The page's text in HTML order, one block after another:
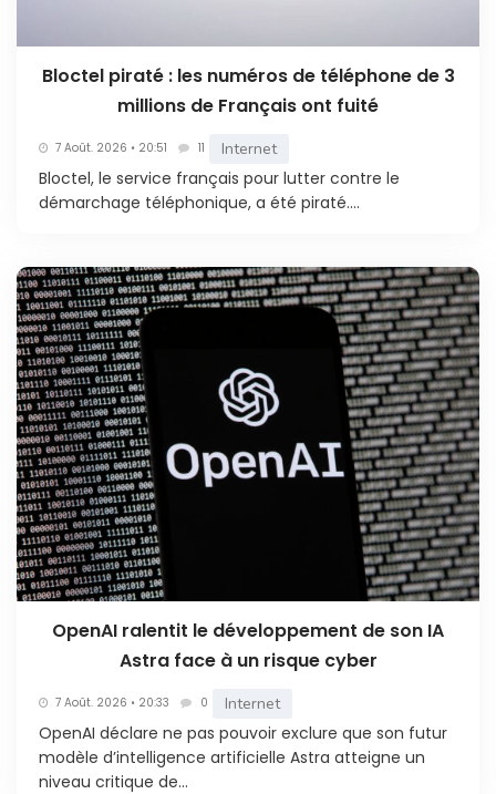
Bloctel piraté : les numéros de téléphone de 3
millions de Français ont fuité
7 Août. 2026 • 20:51 11 Internet
Bloctel, le service français pour lutter contre le
démarchage téléphonique, a été piraté....
OpenAI ralentit le développement de son IA
Astra face à un risque cyber
7 Août. 2026 • 20:33 0 Internet
OpenAI déclare ne pas pouvoir exclure que son futur
modèle d’intelligence artificielle Astra atteigne un
niveau critique de...